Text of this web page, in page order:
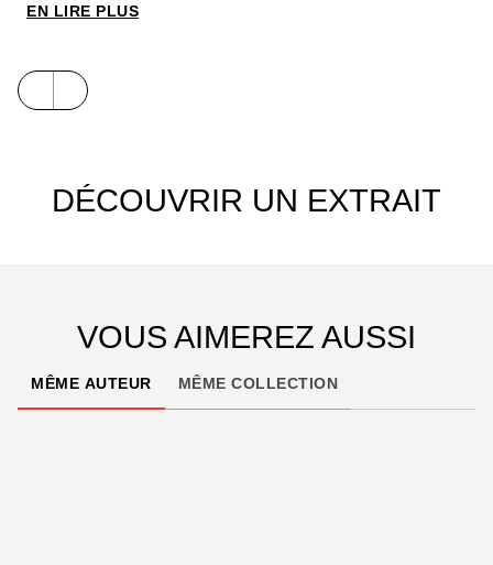
EN LIRE PLUS
DÉCOUVRIR UN EXTRAIT
VOUS AIMEREZ AUSSI
MÊME AUTEUR MÊME COLLECTION